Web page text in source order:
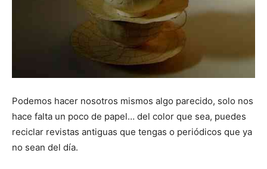
Podemos hacer nosotros mismos algo parecido, solo nos
hace falta un poco de papel… del color que sea, puedes
reciclar revistas antiguas que tengas o periódicos que ya
no sean del día.